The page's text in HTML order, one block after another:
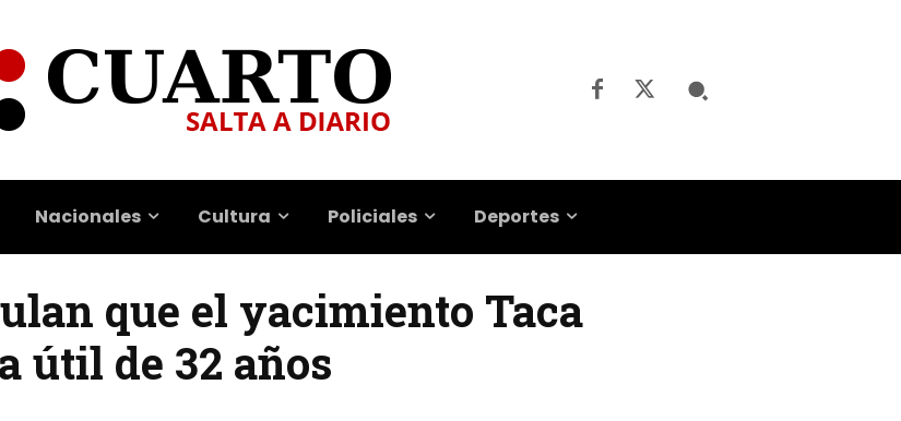
Nacionales Cultura Policiales Deportes
que el yacimiento Taca
útil de 32 años